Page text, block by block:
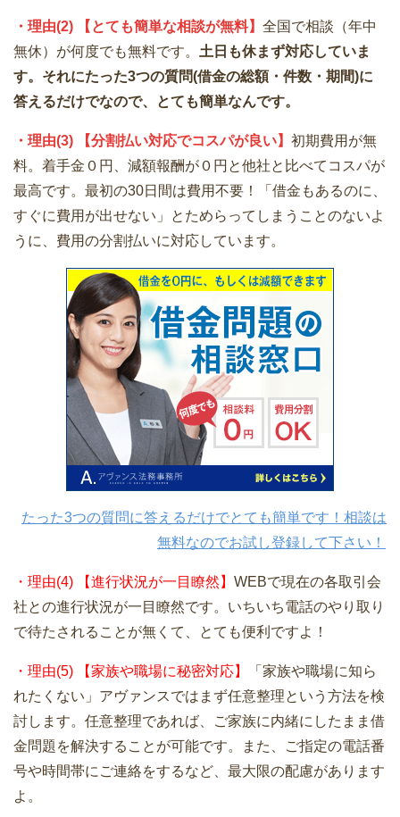
・理由(2) 【とても簡単な相談が無料】 全国で相談（年中
無休）が何度でも無料です。 土日も休まず対応していま
す。それにたった3つの質問(借金の総額・件数・期間)に
答えるだけでなので、とても簡単なんです。
・理由(3) 【分割払い対応でコスパが良い】 初期費用が無
料。着手金０円、減額報酬が０円と他社と比べてコスパが
最高です。最初の30日間は費用不要！「借金もあるのに、
すぐに費用が出せない」とためらってしまうことのないよ
うに、費用の分割払いに対応しています。
たった3つの質問に答えるだけでとても簡単です！相談は
無料なのでお試し登録して下さい！
・理由(4) 【進行状況が一目瞭然】 WEBで現在の各取引会
社との進行状況が一目瞭然です。いちいち電話のやり取り
で待たされることが無くて、とても便利ですよ！
・理由(5) 【家族や職場に秘密対応】
「家族や職場に知ら
れたくない」アヴァンスではまず任意整理という方法を検
討します。任意整理であれば、ご家族に内緒にしたまま借
金問題を解決することが可能です。また、ご指定の電話番
号や時間帯にご連絡をするなど、最大限の配慮があります
よ。